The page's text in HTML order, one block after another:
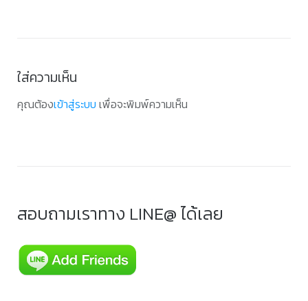
ใส่ความเห็น
คุณต้องเข้าสู่ระบบ เพื่อจะพิมพ์ความเห็น
สอบถามเราทาง LINE@ ได้เลย